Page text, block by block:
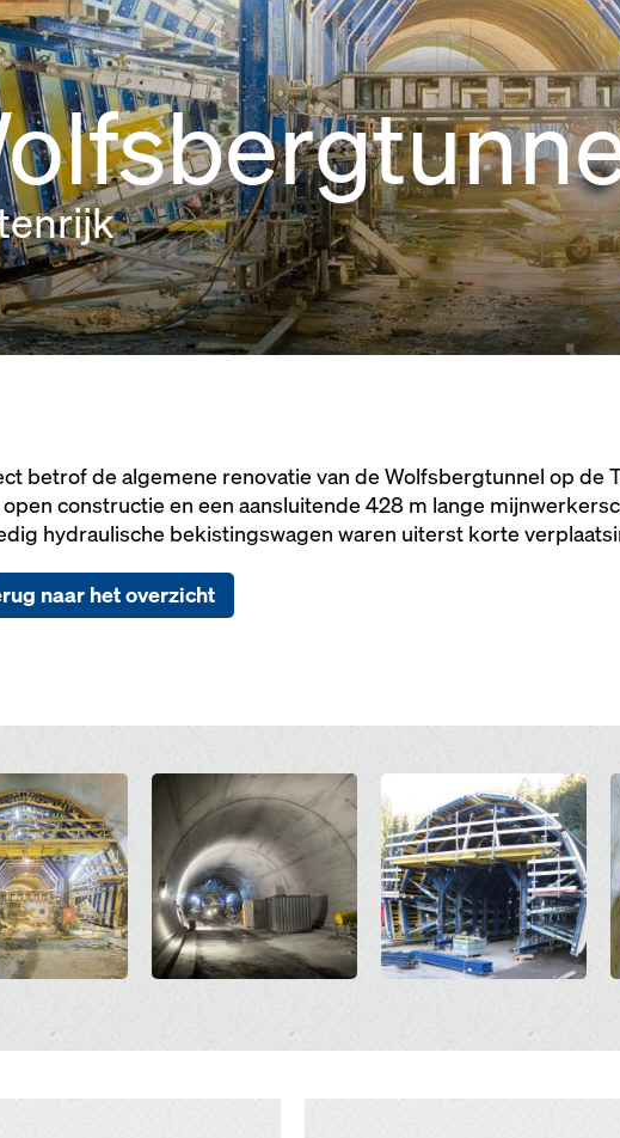
betrof de algemene renovatie van de Wolfsbergtunnel op de
open constructie en een aansluitende 428 m lange
hydraulische bekistingswagen waren uiterst korte
naar het overzicht
Open